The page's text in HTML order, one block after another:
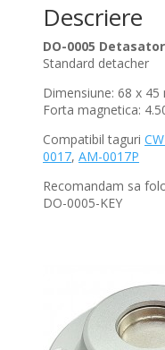
Descriere
DO-0005
Standard detacher
Dimensiune: 68 x 45
Forta magnetica:
Compatibil taguri
0017, AM-0017P
Recomandam sa
DO-0005-KEY